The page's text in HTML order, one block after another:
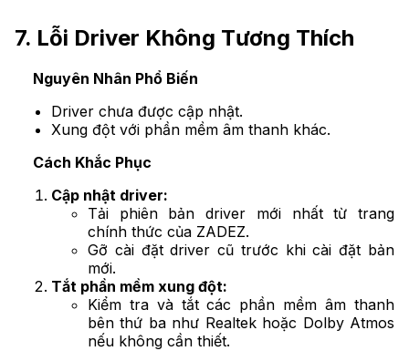
7. Lỗi Driver Không Tương Thích
Nguyên Nhân Phổ Biến
Driver chưa được cập nhật.
Xung đột với phần mềm âm thanh khác.
Cách Khắc Phục
Cập nhật driver:
Tải phiên bản driver mới nhất từ trang
chính thức của ZADEZ.
Gỡ cài đặt driver cũ trước khi cài đặt bản
mới.
Tắt phần mềm xung đột:
Kiểm tra và tắt các phần mềm âm thanh
bên thứ ba như Realtek hoặc Dolby Atmos
nếu không cần thiết.